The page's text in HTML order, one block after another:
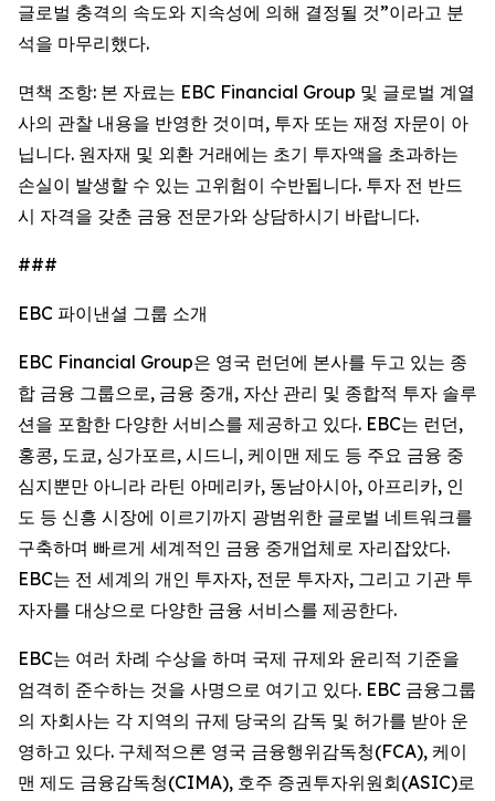
글로벌 충격의 속도와 지속성에 의해 결정될 것”이라고 분
석을 마무리했다.
면책 조항: 본 자료는 EBC Financial Group 및 글로벌 계열
사의 관찰 내용을 반영한 것이며, 투자 또는 재정 자문이 아
닙니다. 원자재 및 외환 거래에는 초기 투자액을 초과하는
손실이 발생할 수 있는 고위험이 수반됩니다. 투자 전 반드
시 자격을 갖춘 금융 전문가와 상담하시기 바랍니다.
###
EBC 파이낸셜 그룹 소개
EBC Financial Group은 영국 런던에 본사를 두고 있는 종
합 금융 그룹으로, 금융 중개, 자산 관리 및 종합적 투자 솔루
션을 포함한 다양한 서비스를 제공하고 있다. EBC는 런던,
홍콩, 도쿄, 싱가포르, 시드니, 케이맨 제도 등 주요 금융 중
심지뿐만 아니라 라틴 아메리카, 동남아시아, 아프리카, 인
도 등 신흥 시장에 이르기까지 광범위한 글로벌 네트워크를
구축하며 빠르게 세계적인 금융 중개업체로 자리잡았다.
EBC는 전 세계의 개인 투자자, 전문 투자자, 그리고 기관 투
자자를 대상으로 다양한 금융 서비스를 제공한다.
EBC는 여러 차례 수상을 하며 국제 규제와 윤리적 기준을
엄격히 준수하는 것을 사명으로 여기고 있다. EBC 금융그룹
의 자회사는 각 지역의 규제 당국의 감독 및 허가를 받아 운
영하고 있다. 구체적으론 영국 금융행위감독청(FCA), 케이
맨 제도 금융감독청(CIMA), 호주 증권투자위원회(ASIC)로